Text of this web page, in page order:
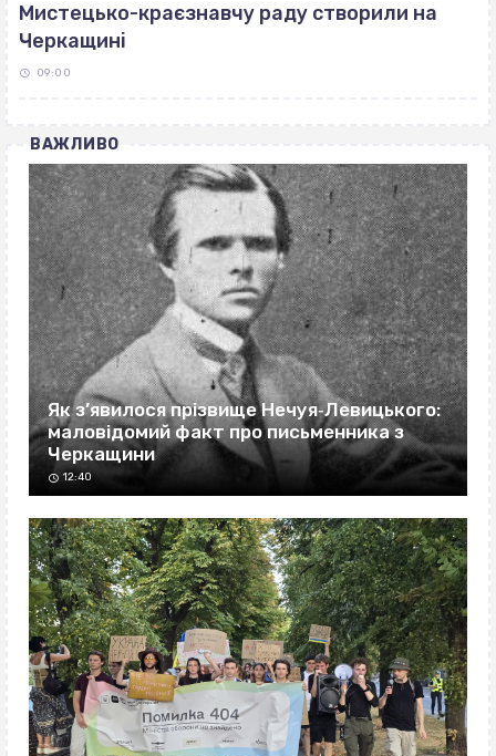
Мистецько-краєзнавчу раду створили на
Черкащині
09:00
ВАЖЛИВО
Як з’явилося прізвище Нечуя‐Левицького:
маловідомий факт про письменника з
Черкащини
12:40